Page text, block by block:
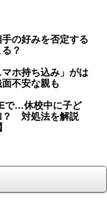
手の好みを否定する
？
ホ持ち込み」がは
不安な親も
で…休校中に子ど
？ 対処法を解説